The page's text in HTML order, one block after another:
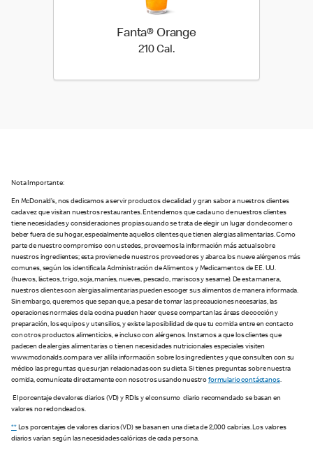
Fanta® Orange
210 Cal.210 Cal.
Nota Importante:
En McDonald’s, nos dedicamos a servir productos de calidad y gran sabor a nuestros clientes
cada vez que visitan nuestros restaurantes. Entendemos que cada uno de nuestros clientes
tiene necesidades y consideraciones propias cuando se trata de elegir un lugar donde comer o
beber fuera de su hogar, especialmente aquellos clientes que tienen alergias alimentarias. Como
parte de nuestro compromiso con ustedes, proveemos la información más actual sobre
nuestros ingredientes; esta proviene de nuestros proveedores y abarca los nueve alérgenos más
comunes, según los identifica la Administración de Alimentos y Medicamentos de EE. UU.
(huevos, lácteos, trigo, soja, maníes, nueves, pescado, mariscos y sesame). De esta manera,
nuestros clientes con alergias alimentarias pueden escoger sus alimentos de manera informada.
Sin embargo, queremos que sepan que, a pesar de tomar las precauciones necesarias, las
operaciones normales de la cocina pueden hacer que se compartan las áreas de cocción y
preparación, los equipos y utensilios, y existe la posibilidad de que tu comida entre en contacto
con otros productos alimenticios, e incluso con alérgenos. Instamos a que los clientes que
padecen de alergias alimentarias o tienen necesidades nutricionales especiales visiten
www.mcdonalds.com para ver allí la información sobre los ingredientes y que consulten con su
médico las preguntas que surjan relacionadas con su dieta. Si tienes preguntas sobre nuestra
comida, comunícate directamente con nosotros usando nuestroformulario contáctanos.
El porcentaje de valores diarios (VD) y RDIs y el consumo diario recomendado se basan en
valores no redondeados.
**Los porcentajes de valores diarios (VD) se basan en una dieta de 2,000 calorías. Los valores
diarios varían según las necesidades calóricas de cada persona.